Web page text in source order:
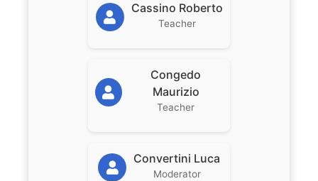
Cassino Roberto
Teacher
Congedo
Maurizio
Teacher
Convertini Luca
Moderator